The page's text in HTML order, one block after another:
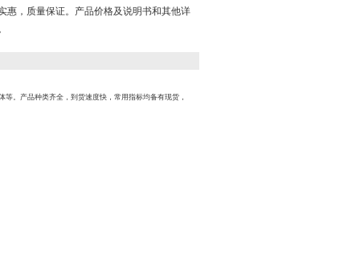
惠，质量保证。产品价格及说明书和其他详
等。产品种类齐全，到货速度快，常用指标均备有现货，